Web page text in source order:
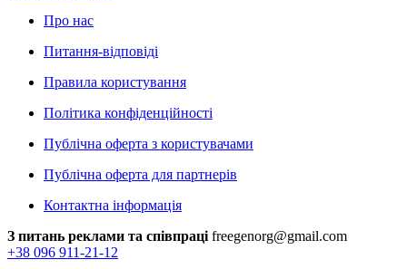
Про нас
Питання-відповіді
Правила користування
Політика конфіденційності
Публічна оферта з користувачами
Публічна оферта для партнерів
Контактна інформація
З питань реклами та співпраці freegenorg@gmail.com
+38 096 911-21-12